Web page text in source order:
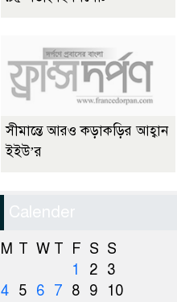
সীমান্তে আরও কড়াকড়ির আহ্বান
ইইউ’র
Calender
M T W T F S S
1
2 3
4 5 6 7 8 9
10